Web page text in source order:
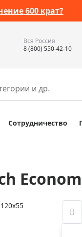
600 крат?
Вся Россия
8 (800) 550-42-10
Bresser
Сотрудничество